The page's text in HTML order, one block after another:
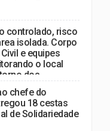
controlado, risco
isolada. Corpo
e equipes
o local
dos
chefe do
18 cestas
de Solidariedade